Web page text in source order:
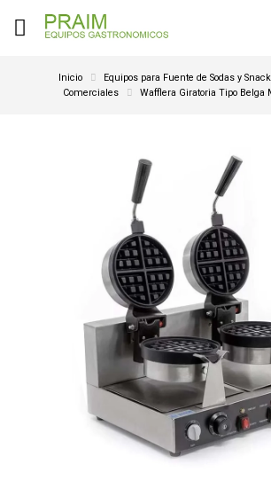
Inicio Equipos para Fuente de Sodas y
Comerciales
Wafflera Giratoria Tipo Belga